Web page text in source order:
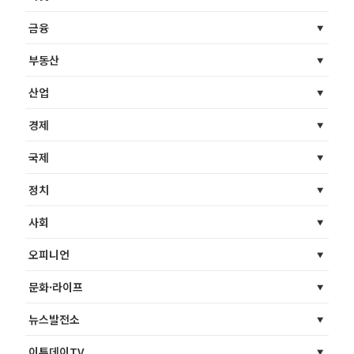
금융
부동산
산업
경제
국제
정치
사회
오피니언
문화·라이프
뉴스발전소